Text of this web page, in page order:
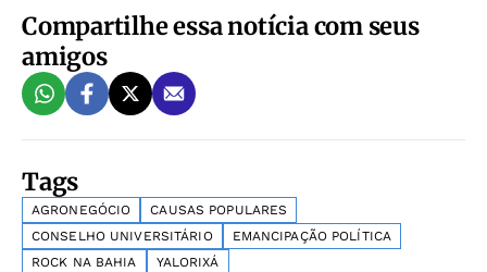
Compartilhe essa notícia com seus
amigos
Tags
AGRONEGÓCIO
CAUSAS POPULARES
CONSELHO UNIVERSITÁRIO
EMANCIPAÇÃO POLÍTICA
ROCK NA BAHIA
YALORIXÁ